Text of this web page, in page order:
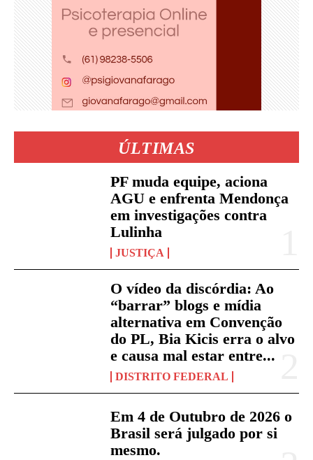
ÚLTIMAS
PF muda equipe, aciona
AGU e enfrenta Mendonça
em investigações contra
Lulinha
JUSTIÇA
O vídeo da discórdia: Ao
“barrar” blogs e mídia
alternativa em Convenção
do PL, Bia Kicis erra o alvo
e causa mal estar entre...
DISTRITO FEDERAL
Em 4 de Outubro de 2026 o
Brasil será julgado por si
mesmo.